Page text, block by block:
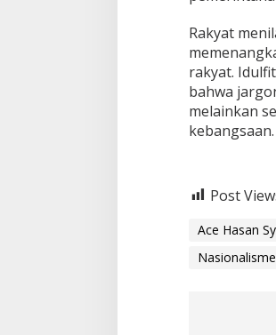
​Rakyat
rakyat.
bahwa
melainkan
Post
Ace Hasan
Nasionalisme